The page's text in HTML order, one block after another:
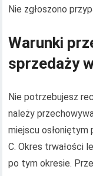
Nie zgłoszono
Warunki
sprzedaży
Nie potrzebujesz
należy
miejscu osłoniętym
C. Okres trwałości
po tym okresie.